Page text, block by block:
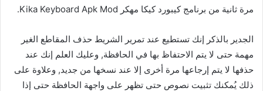
مرة ثانية من برنامج كيبورد كيكا مهكر Kika Keyboard Apk Mod.
الجدير بالذكر إنك تستطيع عند تمرير الشريط حذف المقاطع الغير
مهمة حتى لا يتم الاحتفاظ بها في الحافظة, وعليك العلم إنك عند
حذفها لا يتم إرجاعها مرة أخرى إلا عند نسخها من جديد, وعلاوة على
ذلك يُمكنك تثبيت نصوص حتى تظهر على واجهة الحافظة حتى إذا